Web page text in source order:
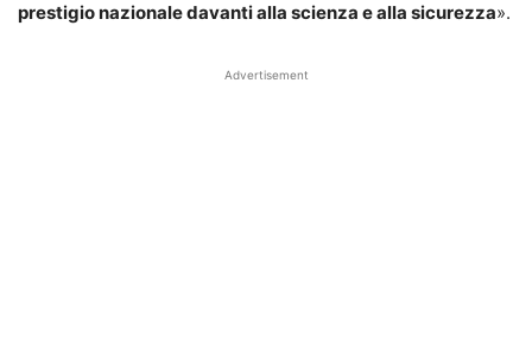
prestigio nazionale davanti alla scienza e alla sicurezza».
Advertisement